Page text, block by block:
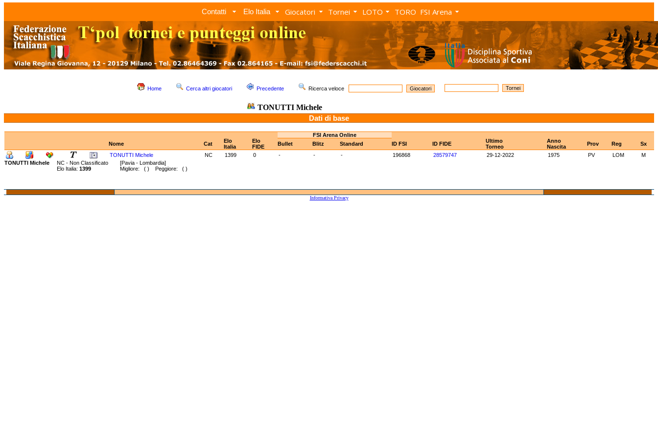
Contatti Elo Italia Giocatori Tornei LOTO TORO FSI Arena
Home Cerca altri giocatori Precedente Ricerca veloce
TONUTTI Michele
Dati di base
FSI Arena Online
Nome
Cat
Elo
Italia
Elo
FIDE
Bullet Blitz Standard ID FSI ID FIDE
Ultimo
Torneo
Anno
Nascita
Prov Reg
Sx
TONUTTI Michele
NC 1399 0 - - - 196868 28579747 29-12-2022 1975 PV LOM
M
TONUTTI Michele
NC - Non Classificato [Pavia - Lombardia]
Elo Italia: 1399 Migliore: ( ) Peggiore: ( )
Informativa Privacy